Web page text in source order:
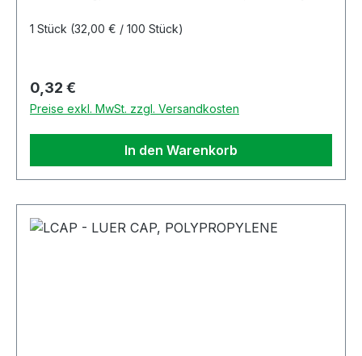
1 Stück (32,00 € / 100 Stück)
Regulärer Preis:
0,32 €
Preise exkl. MwSt. zzgl. Versandkosten
In den Warenkorb